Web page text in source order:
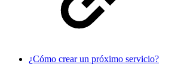
¿Cómo crear un próximo servicio?